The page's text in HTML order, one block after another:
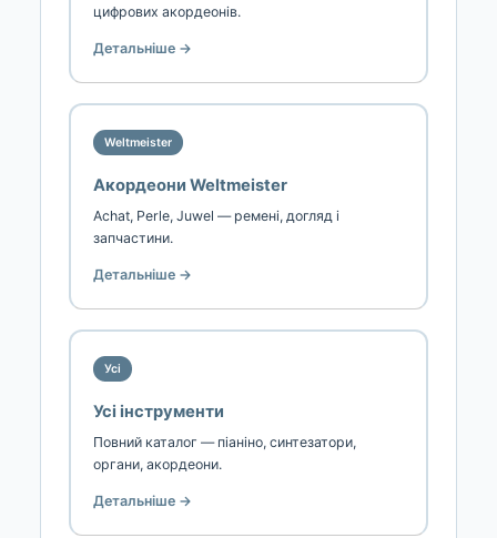
цифрових акордеонів.
Детальніше →
Weltmeister
Акордеони Weltmeister
Achat, Perle, Juwel — ремені, догляд і
запчастини.
Детальніше →
Усі
Усі інструменти
Повний каталог — піаніно, синтезатори,
органи, акордеони.
Детальніше →